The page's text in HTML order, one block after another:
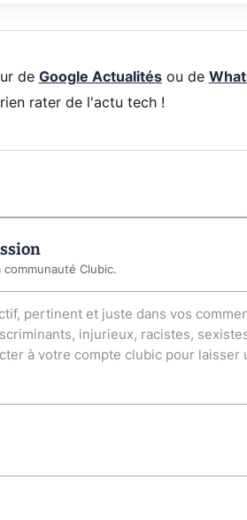
de Google Actualitésou de
rater de l'actu tech !
communauté Clubic.